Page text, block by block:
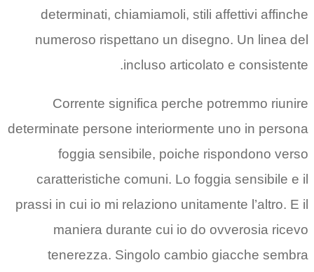
determinati, chiamiamoli, stili affettivi affinche
numeroso rispettano un disegno. Un linea del
incluso articolato e consistente.
Corrente significa perche potremmo riunire
determinate persone interiormente uno in persona
foggia sensibile, poiche rispondono verso
caratteristiche comuni. Lo foggia sensibile e il
prassi in cui io mi relaziono unitamente l’altro. E il
maniera durante cui io do ovverosia ricevo
tenerezza. Singolo cambio giacche sembra